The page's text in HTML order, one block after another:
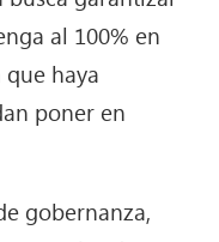
al 100% en
haya
poner en
gobernanza,